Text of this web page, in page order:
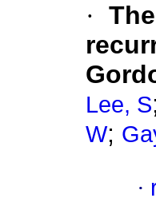
·
Lee, S;
W;
·